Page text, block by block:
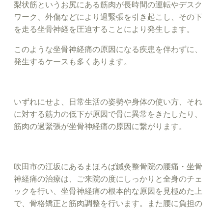
梨状筋というお尻にある筋肉が長時間の運転やデスク
ワーク、外傷などにより過緊張を引き起こし、その下
を走る坐骨神経を圧迫することにより発生します。
このような坐骨神経痛の原因になる疾患を伴わずに、
発生するケースも多くあります。
いずれにせよ、日常生活の姿勢や身体の使い方、それ
に対する筋力の低下が原因で骨に異常をきたしたり、
筋肉の過緊張が坐骨神経痛の原因に繋がります。
吹田市の江坂にあるまほろば鍼灸整骨院の腰痛・坐骨
神経痛の治療は、ご来院の度にしっかりと全身のチェ
ックを行い、坐骨神経痛の根本的な原因を見極めた上
で、骨格矯正と筋肉調整を行います。また腰に負担の